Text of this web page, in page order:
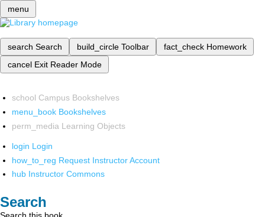
menu
search Search build_circle Toolbar fact_check Homework
cancel Exit Reader Mode
school Campus Bookshelves
menu_book Bookshelves
perm_media Learning Objects
login Login
how_to_reg Request Instructor Account
hub Instructor Commons
Search